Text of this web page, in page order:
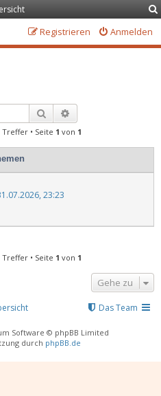
Anmelden
Registrieren
Suche
• Seite 1 von 1
23:23
• Seite 1 von 1
Gehe zu
Das Team
Software © phpBB Limited
durch phpBB.de